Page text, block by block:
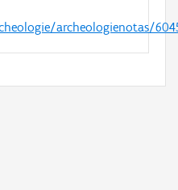
archeologienotas/